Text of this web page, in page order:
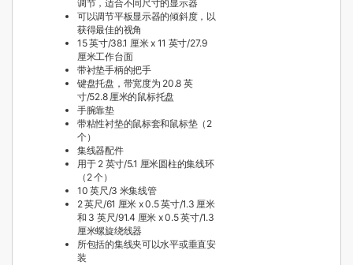
调节，适合不同尺寸的显示器
可以调节平板显示器的倾斜度，以
获得最佳的视角
15 英寸/38.1 厘米 x 11 英寸/27.9
厘米工作台面
带衬垫手柄的把手
键盘托盘，带宽度为 20.8 英
寸/52.8 厘米的鼠标托盘
手腕靠垫
带粘性衬垫的鼠标套和鼠标垫（2
个）
集线器配件
用于 2 英寸/5.1 厘米圆柱的集线环
（2 个）
10 英尺/3 米集线管
2 英尺/61 厘米 x 0.5 英寸/1.3 厘米
和 3 英尺/91.4 厘米 x 0.5 英寸/1.3
厘米螺旋绕线器
所包括的集线夹可以水平或垂直安
装